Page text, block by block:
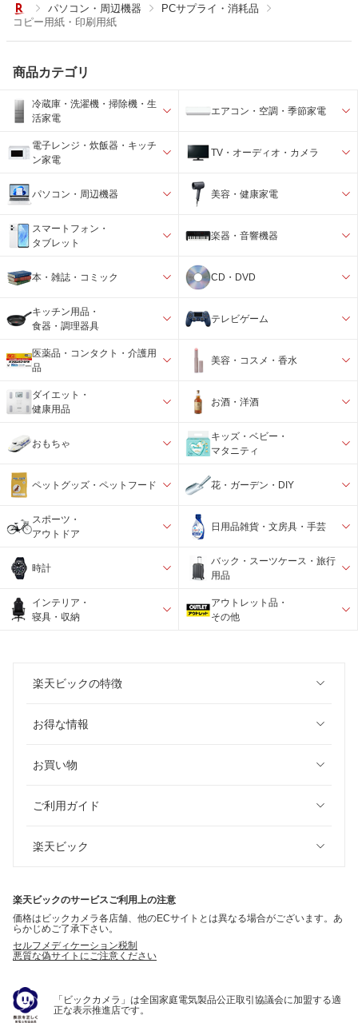
パソコン・周辺機器
PCサプライ・消耗品
コピー用紙・印刷用紙
商品カテゴリ
冷蔵庫・洗濯機・掃除機・生
活家電
エアコン・空調・季節家電
電子レンジ・炊飯器・キッチ
ン家電
TV・オーディオ・カメラ
パソコン・周辺機器 美容・健康家電
スマートフォン・
タブレット
楽器・音響機器
本・雑誌・コミック CD・DVD
キッチン用品・
食器・調理器具
テレビゲーム
医薬品・コンタクト・介護用
品
美容・コスメ・香水
ダイエット・
健康用品
お酒・洋酒
おもちゃ
キッズ・ベビー・
マタニティ
ペットグッズ・ペットフード 花・ガーデン・DIY
スポーツ・
アウトドア
日用品雑貨・文房具・手芸
時計
バック・スーツケース・旅行
用品
インテリア・
寝具・収納
アウトレット品・
その他
楽天ビックの特徴
お得な情報
お買い物
ご利用ガイド
楽天ビック
楽天ビックのサービスご利用上の注意
価格はビックカメラ各店舗、他のECサイトとは異なる場合がございます。あ
らかじめご了承下さい。
セルフメディケーション税制
悪質な偽サイトにご注意ください
「ビックカメラ」は全国家庭電気製品公正取引協議会に加盟する適
正な表示推進店です。